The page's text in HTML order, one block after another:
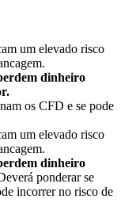
um elevado risco
dinheiro
os CFD e se pode
um elevado risco
dinheiro
ponderar se
incorrer no risco de